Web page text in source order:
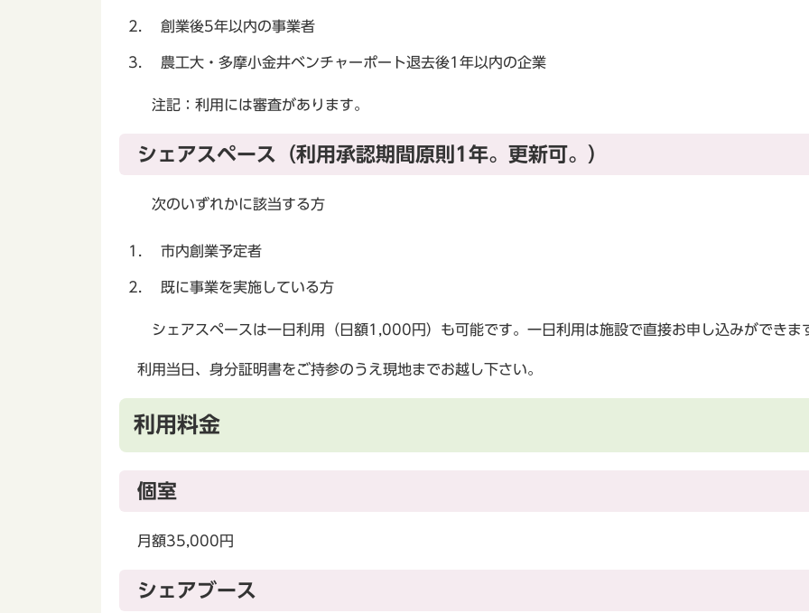
創業後5年以内の事業者
農工大・多摩小金井ベンチャーポート退去後1年以内の企業
注記：利用には審査があります。
シェアスペース（利用承認期間原則1年。更新可。）
次のいずれかに該当する方
市内創業予定者
既に事業を実施している方
シェアスペースは一日利用（日額1,000円）も可能です。一日利用は施設で直接お申し込みができま
利用当日、身分証明書をご持参のうえ現地までお越し下さい。
利用料金
個室
月額35,000円
シェアブース